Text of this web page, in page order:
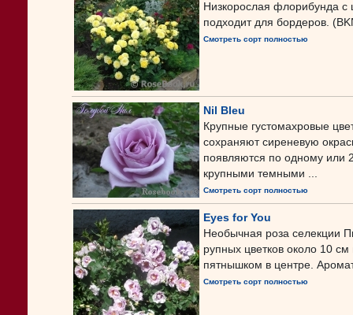
Низкорослая флорибунда
подходит для бордеров.
Смотреть сорт полностью
Nil Bleu
Крупные густомахровые
сохраняют сиреневую
появляются по одному или
крупными темными ...
Смотреть сорт полностью
Eyes for You
Необычная роза селекции
рупных цветков около 10
пятнышком в центре.
Смотреть сорт полностью